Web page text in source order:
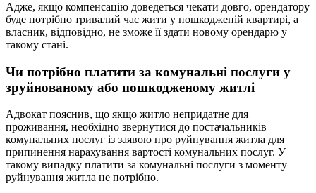
Адже, якщо компенсацію доведеться чекати довго, орендатору
буде потрібно тривалий час жити у пошкодженій квартирі, а
власник, відповідно, не зможе її здати новому орендарю у
такому стані.
Чи потрібно платити за комунальні послуги у
зруйнованому або пошкодженому житлі
Адвокат пояснив, що якщо житло непридатне для
проживання, необхідно звернутися до постачальників
комунальних послуг із заявою про руйнування житла для
припинення нарахування вартості комунальних послуг. У
такому випадку платити за комунальні послуги з моменту
руйнування житла не потрібно.